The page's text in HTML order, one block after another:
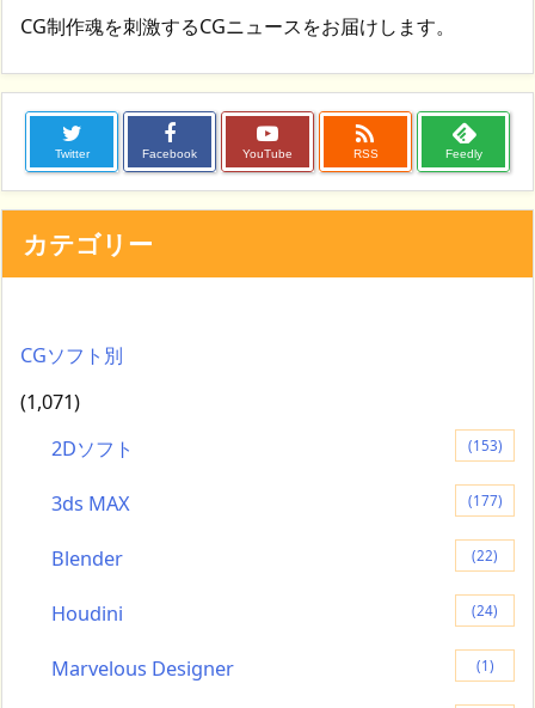
CG制作魂を刺激するCGニュースをお届けします。
Twitter Facebook YouTube

RSS Feedly
カテゴリー
CGソフト別
(1,071)
2Dソフト
(153)
3ds MAX (177)
Blender (22)
Houdini (24)
Marvelous Designer (1)